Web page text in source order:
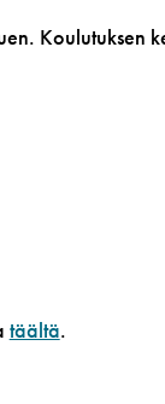
Koulutuksen
täältä.